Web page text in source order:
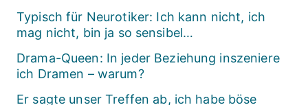
Typisch für Neurotiker: Ich kann nicht, ich
mag nicht, bin ja so sensibel…
Drama-Queen: In jeder Beziehung inszeniere
ich Dramen – warum?
Er sagte unser Treffen ab, ich habe böse